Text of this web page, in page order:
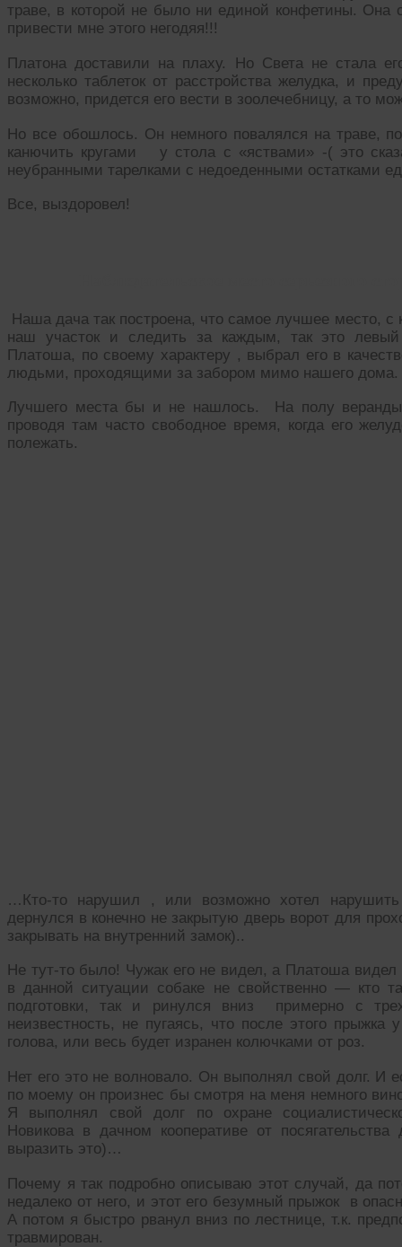
траве, в которой не было ни единой конфетины.
привести мне этого негодяя!!!
Платона доставили на плаху. Но Света не стала
несколько таблеток от расстройства желудка, и
возможно, придется его вести в зоолечебницу, а то
Но все обошлось. Он немного повалялся на траве,
канючить кругами у стола с «яствами» -( это
неубранными тарелками с недоеденными остатками
Все, выздоровел!
Наша дача так построена, что самое лучшее место, с
наш участок и следить за каждым, так это
Платоша, по своему характеру , выбрал его в
людьми, проходящими за забором мимо нашего дома.
Лучшего места бы и не нашлось. На полу
проводя там часто свободное время, когда его
полежать.
…Кто-то нарушил , или возможно хотел
дернулся в конечно не закрытую дверь ворот для
закрывать на внутренний замок)..
Не тут-то было! Чужак его не видел, а Платоша
в данной ситуации собаке не свойственно — кто
подготовки, так и ринулся вниз примерно с
неизвестность, не пугаясь, что после этого
голова, или весь будет изранен колючками от роз.
Нет его это не волновало. Он выполнял свой долг. И
по моему он произнес бы смотря на меня немного
Я выполнял свой долг по охране
Новикова в дачном кооперативе от
выразить это)…
Почему я так подробно описываю этот случай, да
недалеко от него, и этот его безумный прыжок в
А потом я быстро рванул вниз по лестнице, т.к.
травмирован.